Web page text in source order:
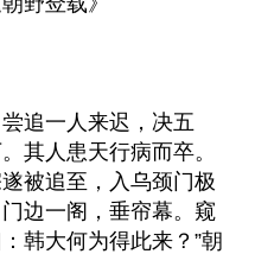
追一人来迟，决五
其人患天行病而卒。
被追至，入乌颈门极
边一阁，垂帘幕。窥
韩大何为得此来？”朝